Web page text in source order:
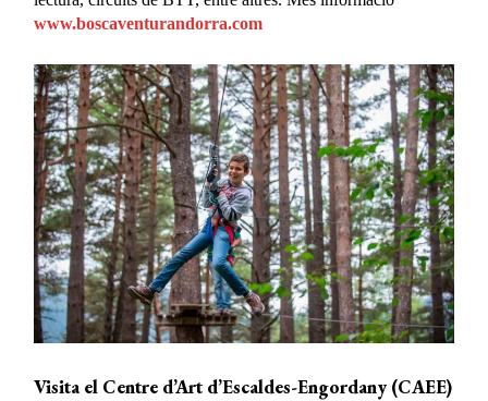
www.boscaventurandorra.com
Visita el Centre d’Art d’Escaldes-Engordany (CAEE)